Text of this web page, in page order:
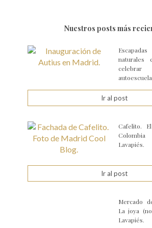
Nuestros posts más
naturales
Ir al post
Cafelito.
Lavapiés.
Ir al post
Mercado
La joya
Lavapiés.